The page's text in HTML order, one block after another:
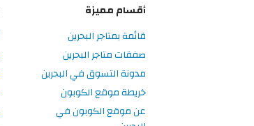
أقسام مميزة
قائمة بمتاجر البحرين
صفقات متاجر البحرين
مدونة التسوق في البحرين
خريطة موقع الكوبون
عن موقع الكوبون في